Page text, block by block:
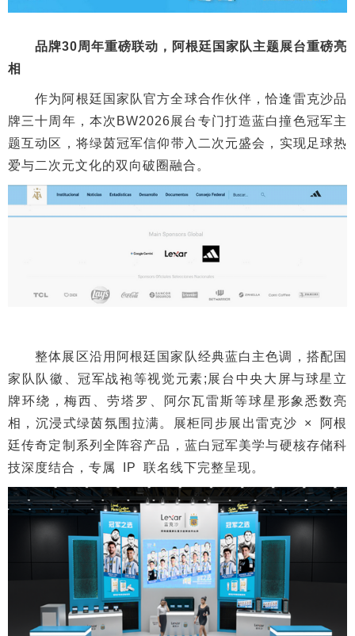
品牌30周年重磅联动，阿根廷国家队主题展台重磅亮
相
作为阿根廷国家队官方全球合作伙伴，恰逢雷克沙品
牌三十周年，本次BW2026展台专门打造蓝白撞色冠军主
题互动区，将绿茵冠军信仰带入二次元盛会，实现足球热
爱与二次元文化的双向破圈融合。
整体展区沿用阿根廷国家队经典蓝白主色调，搭配国
家队队徽、冠军战袍等视觉元素;展台中央大屏与球星立
牌环绕，梅西、劳塔罗、阿尔瓦雷斯等球星形象悉数亮
相，沉浸式绿茵氛围拉满。展柜同步展出雷克沙 × 阿根
廷传奇定制系列全阵容产品，蓝白冠军美学与硬核存储科
技深度结合，专属 IP 联名线下完整呈现。